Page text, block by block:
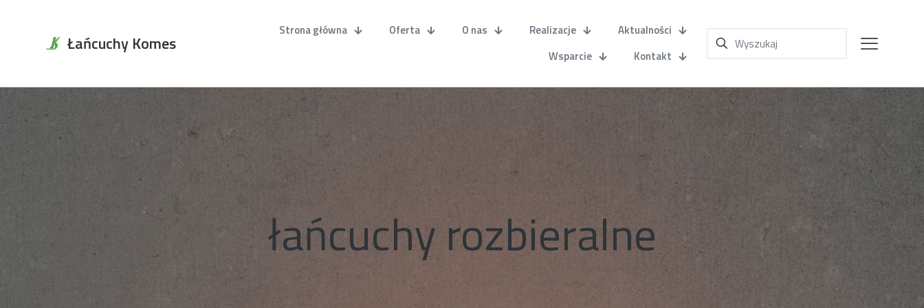
Łańcuchy Komes
Strona główna Oferta O nas Realizacje
Aktualności
Wsparcie
Kontakt
łańcuchy rozbieralne